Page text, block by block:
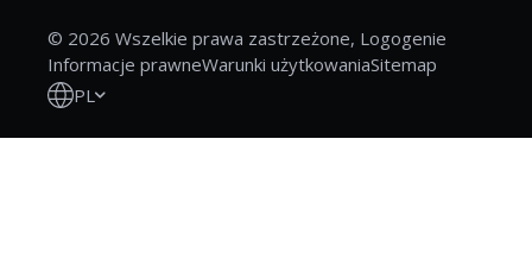
© 2026 Wszelkie prawa zastrzeżone, Logogenie
Informacje prawneWarunki użytkowaniaSitemap
PL